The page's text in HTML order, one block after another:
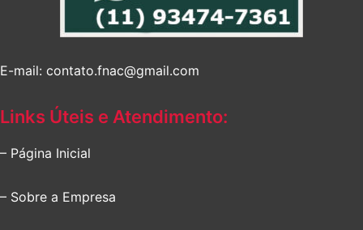
E-mail: contato.fnac@gmail.com
Links Úteis e Atendimento:
– Página Inicial
– Sobre a Empresa